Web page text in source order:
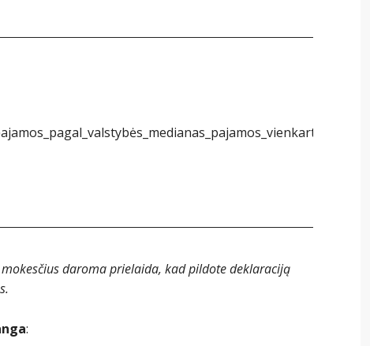
daroma prielaida, kad pildote deklaraciją
: